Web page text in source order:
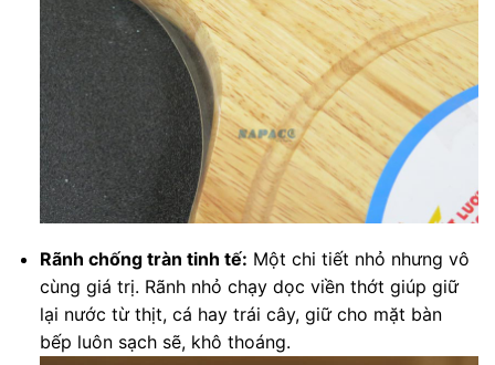
Rãnh chống tràn tinh tế: Một chi tiết nhỏ nhưng vô
cùng giá trị. Rãnh nhỏ chạy dọc viền thớt giúp giữ
lại nước từ thịt, cá hay trái cây, giữ cho mặt bàn
bếp luôn sạch sẽ, khô thoáng.